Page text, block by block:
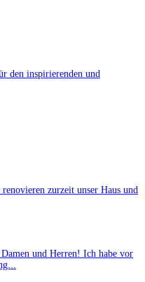
den inspirierenden und
zurzeit unser Haus und
und Herren! Ich habe vor